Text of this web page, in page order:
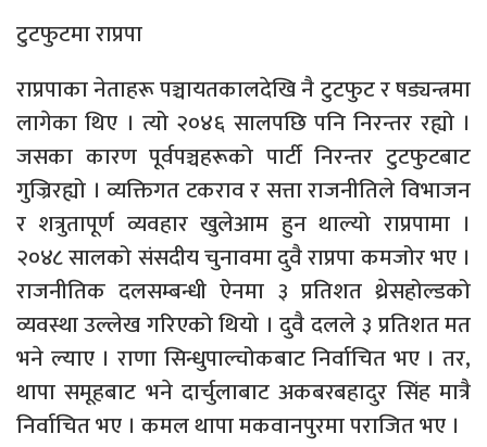
टुटफुटमा राप्रपा
राप्रपाका नेताहरू पञ्चायतकालदेखि नै टुटफुट र षड्यन्त्रमा
लागेका थिए । त्यो २०४६ सालपछि पनि निरन्तर रह्यो ।
जसका कारण पूर्वपञ्चहरूको पार्टी निरन्तर टुटफुटबाट
गुज्रिरह्यो । व्यक्तिगत टकराव र सत्ता राजनीतिले विभाजन
र शत्रुतापूर्ण व्यवहार खुलेआम हुन थाल्यो राप्रपामा ।
२०४८ सालको संसदीय चुनावमा दुवै राप्रपा कमजोर भए ।
राजनीतिक दलसम्बन्धी ऐनमा ३ प्रतिशत थ्रेसहोल्डको
व्यवस्था उल्लेख गरिएको थियो । दुवै दलले ३ प्रतिशत मत
भने ल्याए । राणा सिन्धुपाल्चोकबाट निर्वाचित भए । तर,
थापा समूहबाट भने दार्चुलाबाट अकबरबहादुर सिंह मात्रै
निर्वाचित भए । कमल थापा मकवानपुरमा पराजित भए ।